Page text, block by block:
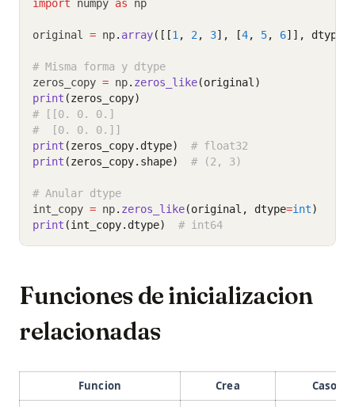
import numpy as np
original = np. array([[1 , 2 , 3], [4, 5, 6]], dtype
# Misma forma y dtype
zeros_copy = np. zeros_like(original)
print (zeros_copy)
# [[0. 0. 0.]
#  [0. 0. 0.]]
print (zeros_copy.dtype)
# float32
print (zeros_copy.shape) # (2, 3)
# Anular dtype
int_copy = np. zeros_like(original, dtype=int)
print (int_copy.dtype) # int64
Funciones de inicializacion
relacionadas
Funcion Crea Caso